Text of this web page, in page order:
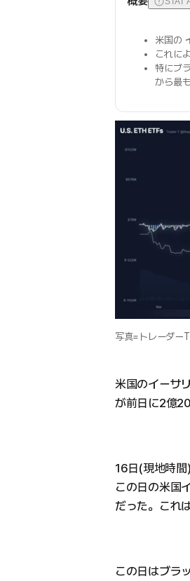
米国の
これに
特にブ
から最
写真=トレーダーT
米国のイーサ
が前日に2億
16日(現地時間
この日の米国
だった。これ
この日はブラ